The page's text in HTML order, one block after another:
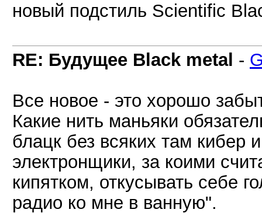
новый подстиль Scientific
RE: Будущее Black metal -
Все новое - это хорошо
Какие нить маньяки
блацк без всяких там кибер
электронщики, за коими
кипятком, откусывать себе
радио ко мне в ванную".